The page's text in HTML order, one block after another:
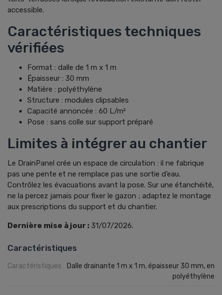
accessible.
Caractéristiques techniques
vérifiées
Format : dalle de 1 m x 1 m
Épaisseur : 30 mm
Matière : polyéthylène
Structure : modules clipsables
Capacité annoncée : 60 L/m²
Pose : sans colle sur support préparé
Limites à intégrer au chantier
Le DrainPanel crée un espace de circulation : il ne fabrique
pas une pente et ne remplace pas une sortie d’eau.
Contrôlez les évacuations avant la pose. Sur une étanchéité,
ne la percez jamais pour fixer le gazon ; adaptez le montage
aux prescriptions du support et du chantier.
Dernière mise à jour : 31/07/2026.
Caractéristiques
Caractéristiques
Dalle drainante 1 m x 1 m, épaisseur 30 mm, en
polyéthylène